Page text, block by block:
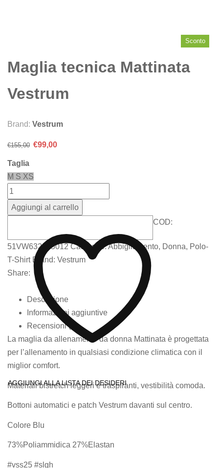
Sconto
Maglia tecnica Mattinata
Vestrum
Brand: Vestrum
€155,00 Il
era:
€99,00Il
Taglia
M S XS
Aggiungi al carrello
AGGIUNGI ALLA LISTA DEI DESIDERI
COD:
51VW632965012 Categorie:Abbigliamento, Donna, Polo-
T-Shirt Brand: Vestrum
Share:
Descrizione
Informazioni aggiuntive
Recensioni (0)
La maglia da allenamento da donna Mattinata è progettata
per l’allenamento in qualsiasi condizione climatica con il
miglior comfort.
Materiali bistretch leggeri e traspiranti, vestibilità comoda.
Bottoni automatici e patch Vestrum davanti sul centro.
Colore Blu
73%Poliammidica 27%Elastan
#vss25 #slgh